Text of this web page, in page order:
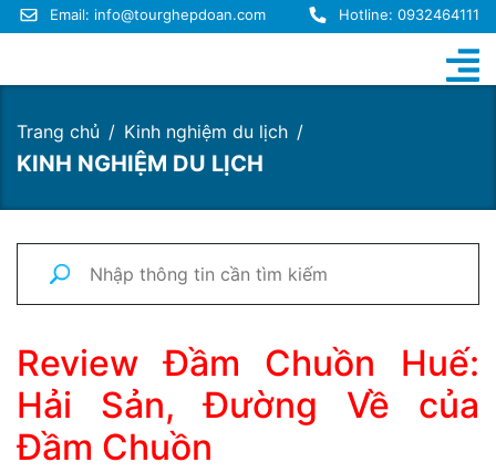
Email: info@tourghepdoan.com Hotline: 0932464111
Trang chủ Kinh nghiệm du lịch
KINH NGHIỆM DU LỊCH
Review Đầm Chuồn Huế:
Hải Sản, Đường Về của
Đầm Chuồn